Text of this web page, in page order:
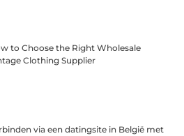
to Choose the Right Wholesale
Clothing Supplier
via een datingsite in België met